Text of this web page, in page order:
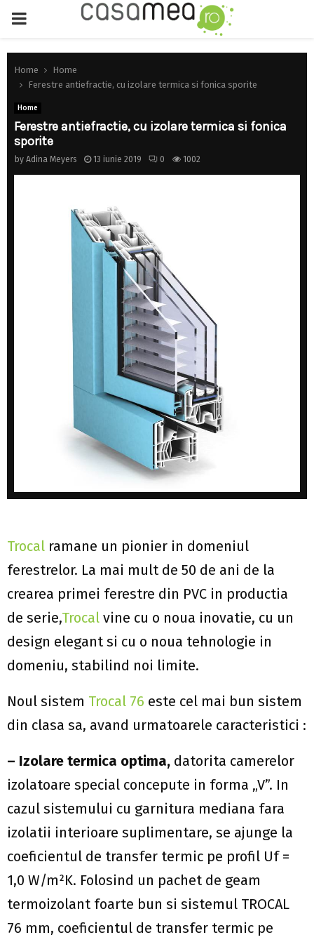
PRIMARY
MENU
Home
Home
Ferestre antiefractie, cu izolare termica si fonica sporite
Home
Ferestre antiefractie, cu izolare termica si fonica
sporite
by Adina Meyers 13 iunie 2019 0 1002
Trocal ramane un pionier in domeniul
ferestrelor. La mai mult de 50 de ani de la
crearea primei ferestre din PVC in productia
de serie,Trocal vine cu o noua inovatie, cu un
design elegant si cu o noua tehnologie in
domeniu, stabilind noi limite.
Noul sistem Trocal 76 este cel mai bun sistem
din clasa sa, avand urmatoarele caracteristici :
– Izolare termica optima, datorita camerelor
izolatoare special concepute in forma „V”. In
cazul sistemului cu garnitura mediana fara
izolatii interioare suplimentare, se ajunge la
coeficientul de transfer termic pe profil Uf =
1,0 W/m²K. Folosind un pachet de geam
termoizolant foarte bun si sistemul TROCAL
76 mm, coeficientul de transfer termic pe